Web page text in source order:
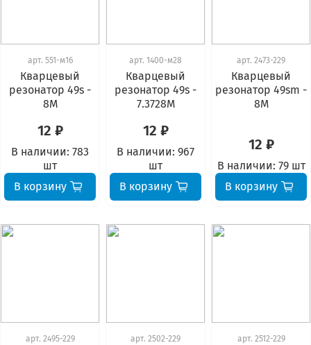
арт. 551-м16
Кварцевый
резонатор 49s -
8М
12 ₽
В наличии: 783
шт
В корзину
арт. 1400-м28
Кварцевый
резонатор 49s -
7.3728М
12 ₽
В наличии: 967
шт
В корзину
арт. 2473-229
Кварцевый
резонатор 49sm -
8М
12 ₽
В наличии: 79 шт
В корзину
арт. 2495-229 арт. 2502-229 арт. 2512-229